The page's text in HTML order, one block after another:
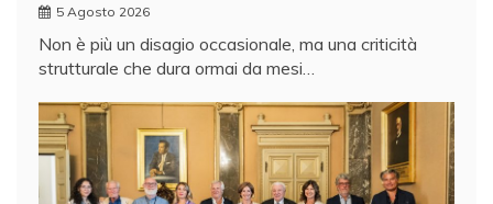
5 Agosto 2026
Non è più un disagio occasionale, ma una criticità
strutturale che dura ormai da mesi…